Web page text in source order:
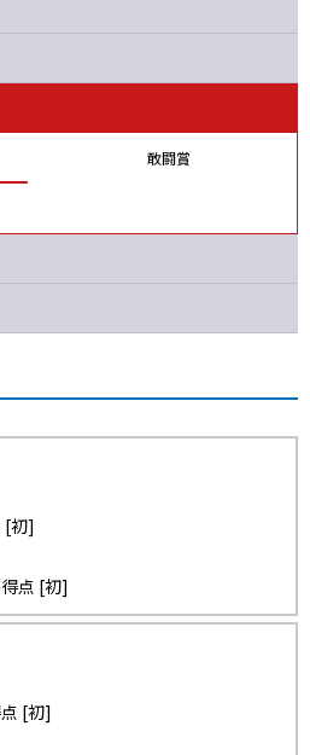
敢闘賞
[初]
点 [初]
[初]